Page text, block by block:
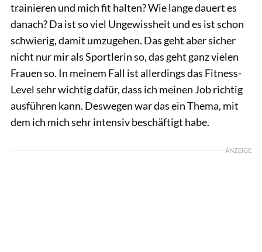
trainieren und mich fit halten? Wie lange dauert es
danach? Da ist so viel Ungewissheit und es ist schon
schwierig, damit umzugehen. Das geht aber sicher
nicht nur mir als Sportlerin so, das geht ganz vielen
Frauen so. In meinem Fall ist allerdings das Fitness-
Level sehr wichtig dafür, dass ich meinen Job richtig
ausführen kann. Deswegen war das ein Thema, mit
dem ich mich sehr intensiv beschäftigt habe.
ANZEIGE